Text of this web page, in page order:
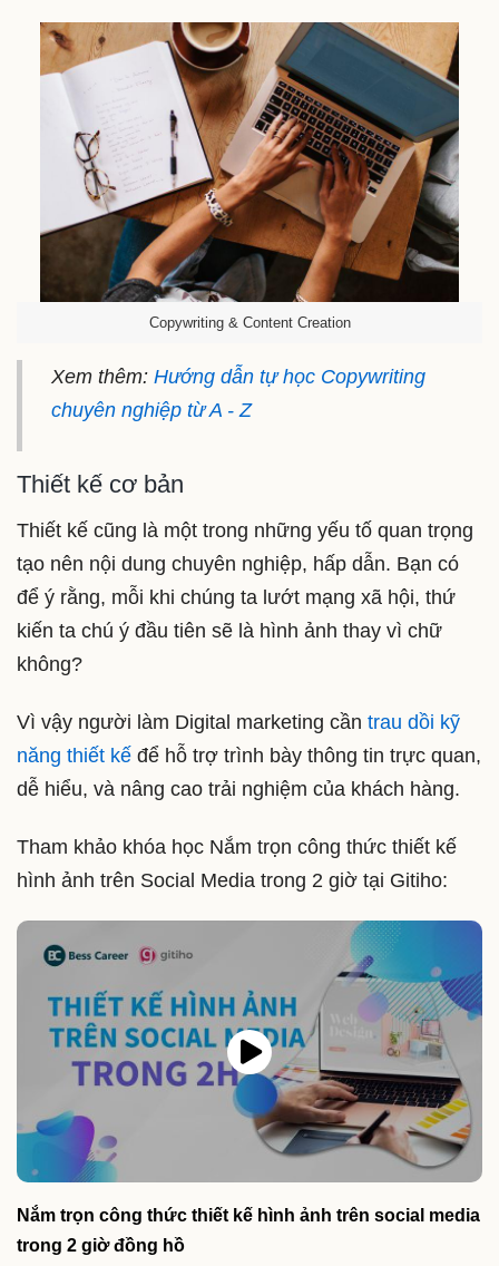
Copywriting & Content Creation
Xem thêm: Hướng dẫn tự học Copywriting
chuyên nghiệp từ A - Z
Thiết kế cơ bản
Thiết kế cũng là một trong những yếu tố quan trọng
tạo nên nội dung chuyên nghiệp, hấp dẫn. Bạn có
để ý rằng, mỗi khi chúng ta lướt mạng xã hội, thứ
kiến ta chú ý đầu tiên sẽ là hình ảnh thay vì chữ
không?
Vì vậy người làm Digital marketing cần trau dồi kỹ
năng thiết kế để hỗ trợ trình bày thông tin trực quan,
dễ hiểu, và nâng cao trải nghiệm của khách hàng.
Tham khảo khóa học Nắm trọn công thức thiết kế
hình ảnh trên Social Media trong 2 giờ tại Gitiho:
Nắm trọn công thức thiết kế hình ảnh trên social media
trong 2 giờ đồng hồ